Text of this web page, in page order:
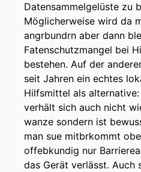
Datensammelgelüste zu
Möglicherweise wird da
angrbundrn aber dann
Fatenschutzmangel bei
bestehen. Auf der
seit Jahren ein echtes
Hilfsmittel als
verhält sich auch nicht
wanze sondern ist
man sue mitbrkommt
offebkundig nur
das Gerät verlässt. Auch